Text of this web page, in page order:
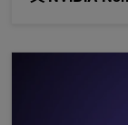
让长时间运行的